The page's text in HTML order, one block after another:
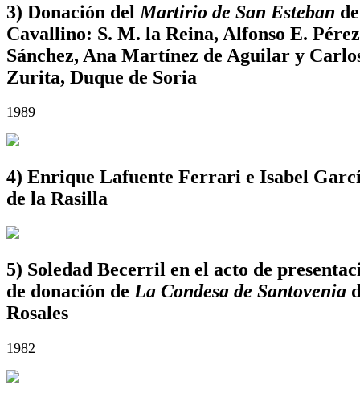
3) Donación del Martirio de San Esteban de
Cavallino: S. M. la Reina, Alfonso E. Pérez
Sánchez, Ana Martínez de Aguilar y
Zurita, Duque de Soria
1989
4) Enrique Lafuente Ferrari e Isabel
de la Rasilla
5) Soledad Becerril en el acto de
de donación de La Condesa de Santovenia
Rosales
1982